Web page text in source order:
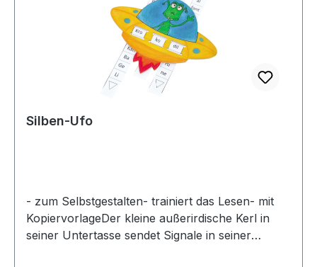
Silben-Ufo
- zum Selbstgestalten- trainiert das Lesen- mit
KopiervorlageDer kleine außerirdische Kerl in
seiner Untertasse sendet Signale in seiner